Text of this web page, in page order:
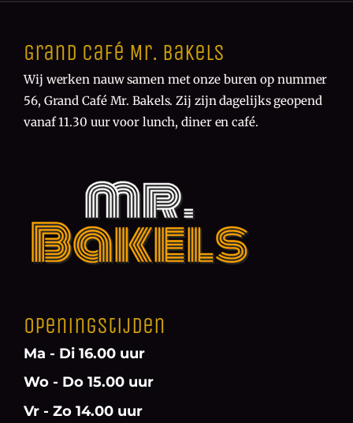
Grand Café Mr. Bakels
Wij werken nauw samen met onze buren op nummer
56, Grand Café Mr. Bakels. Zij zijn dagelijks geopend
vanaf 11.30 uur voor lunch, diner en café.
Openingstijden
Ma - Di 16.00 uur
Wo - Do 15.00 uur
Vr - Zo 14.00 uur